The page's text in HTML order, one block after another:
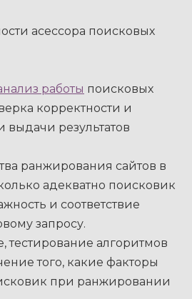
асессора поисковых
работы поисковых
корректности и
выдачи результатов
ранжирования сайтов в
адекватно поисковик
и соответствие
запросу.
тестирование алгоритмов
того, какие факторы
при ранжировании